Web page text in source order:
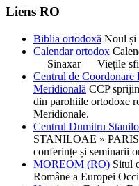
Liens RO
Biblia ortodoxă Noul și
Calendar ortodox
— Sinaxar — Viețile
Centrul de Coordonare
Meridională CCP
din parohiile ortodoxe
Meridionale.
Centrul Dumitru
STANILOAE » PARIS
conferințe și seminarii
MOREOM (RO) Situl
Române a Europei